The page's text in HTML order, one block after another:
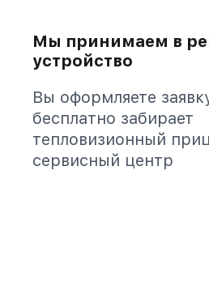
Мы принимаем в
устройство
Вы оформляете
бесплатно забирает
тепловизионный
сервисный центр